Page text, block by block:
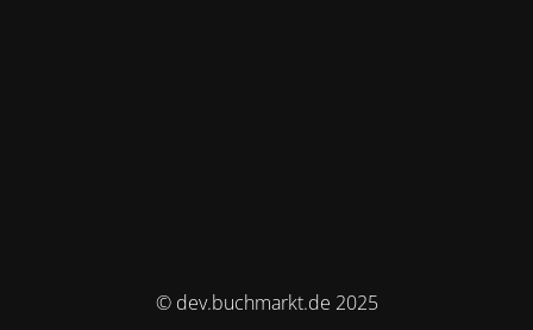
© dev.buchmarkt.de 2025